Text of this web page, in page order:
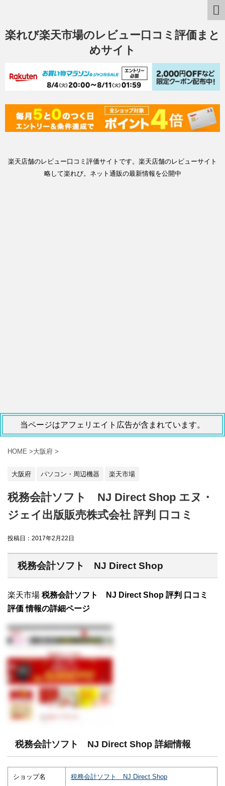
楽れび楽天市場のレビュー口コミ評価まと
めサイト
楽天店舗のレビュー口コミ評価サイトです。楽天店舗のレビューサイト
略して楽れび。ネット通販の最新情報を公開中
当ページはアフェリエイト広告が含まれています。
HOME >大阪府 >
大阪府 パソコン・周辺機器 楽天市場
税務会計ソフト NJ Direct Shop エヌ・
ジェイ出版販売株式会社 評判 口コミ
投稿日： 2017年2月22日
税務会計ソフト NJ Direct Shop
楽天市場 税務会計ソフト NJ Direct Shop 評判 口コミ
評価 情報の詳細ページ
税務会計ソフト NJ Direct Shop 詳細情報
ショップ名 税務会計ソフト NJ Direct Shop